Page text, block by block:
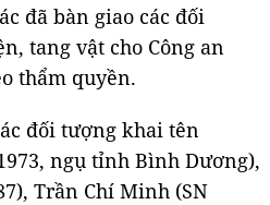
đã bàn giao các đối
tang vật cho Công an
thẩm quyền.
đối tượng khai tên
ngụ tỉnh Bình Dương),
Trần Chí Minh (SN